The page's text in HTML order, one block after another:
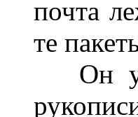
почта
те
Он